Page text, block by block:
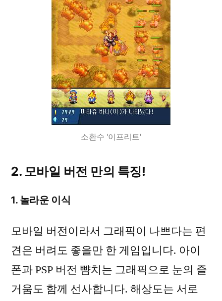
소환수 '이프리트'
2. 모바일 버전 만의 특징!
1. 놀라운 이식
모바일 버전이라서 그래픽이 나쁘다는 편
견은 버려도 좋을만 한 게임입니다. 아이
폰과 PSP 버전 뺨치는 그래픽으로 눈의 즐
거움도 함께 선사합니다. 해상도는 서로